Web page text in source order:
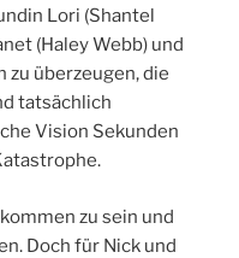
Lori (Shantel
(Haley Webb) und
zu überzeugen, die
tatsächlich
Vision Sekunden
zu sein und
Doch für Nick und